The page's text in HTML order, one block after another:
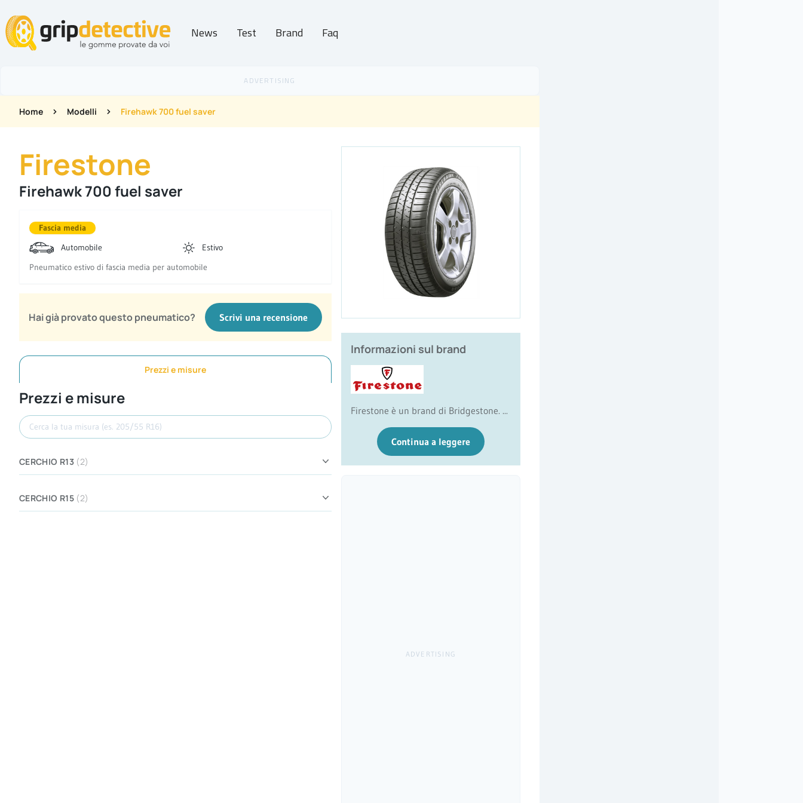
GripDetective News Test Brand Faq
Home Modelli Firehawk 700 fuel saver
Firestone
Firehawk 700 fuel saver
Fascia media
Automobile
Estivo
Pneumatico estivo di fascia media per automobile
Hai già provato questo pneumatico? Scrivi una recensione
Informazioni sul brand
Firestone è un brand di Bridgestone. ...
Continua a leggere
Prezzi e misure
Prezzi e misure
Cerca misura
CERCHIO R13 (2)
CERCHIO R15 (2)